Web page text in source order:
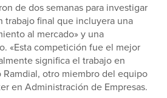
de dos semanas para investigar
trabajo final que incluyera una
al mercado» y una
«Esta competición fue el mejor
significa el trabajo en
Ramdial, otro miembro del equipo
en Administración de Empresas.